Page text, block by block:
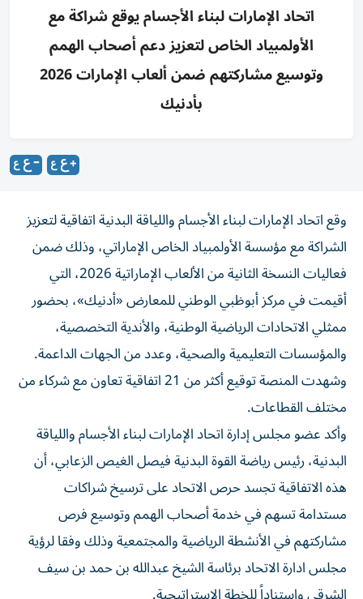
اتحاد الإمارات لبناء الأجسام يوقع شراكة مع
الأولمبياد الخاص لتعزيز دعم أصحاب الهمم
وتوسيع مشاركتهم ضمن ألعاب الإمارات 2026
بأدنيك
وقع اتحاد الإمارات لبناء الأجسام واللياقة البدنية اتفاقية لتعزيز
الشراكة مع مؤسسة الأولمبياد الخاص الإماراتي، وذلك ضمن
فعاليات النسخة الثانية من الألعاب الإماراتية 2026، التي
أقيمت في مركز أبوظبي الوطني للمعارض «أدنيك»، بحضور
ممثلي الاتحادات الرياضية الوطنية، والأندية التخصصية،
والمؤسسات التعليمية والصحية، وعدد من الجهات الداعمة.
وشهدت المنصة توقيع أكثر من 21 اتفاقية تعاون مع شركاء من
مختلف القطاعات.
وأكد عضو مجلس إدارة اتحاد الإمارات لبناء الأجسام واللياقة
البدنية، رئيس رياضة القوة البدنية فيصل الغيص الزعابي، أن
هذه الاتفاقية تجسد حرص الاتحاد على ترسيخ شراكات
مستدامة تسهم في خدمة أصحاب الهمم وتوسيع فرص
مشاركتهم في الأنشطة الرياضية والمجتمعية وذلك وفقا لرؤية
مجلس ادارة الاتحاد برئاسة الشيخ عبدالله بن حمد بن سيف